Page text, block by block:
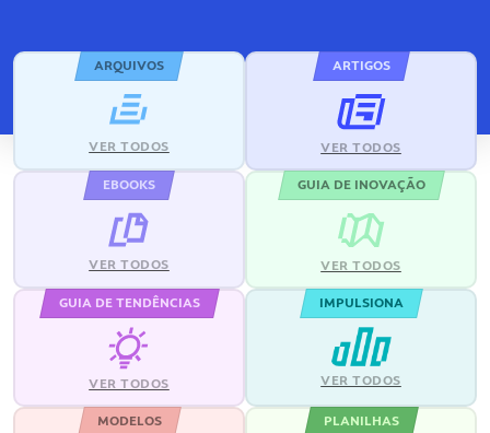
ARQUIVOS
VER TODOS
ARTIGOS
VER TODOS
EBOOKS
VER TODOS
GUIA DE INOVAÇÃO
VER TODOS
GUIA DE TENDÊNCIAS
VER TODOS
IMPULSIONA
VER TODOS
MODELOS PLANILHAS